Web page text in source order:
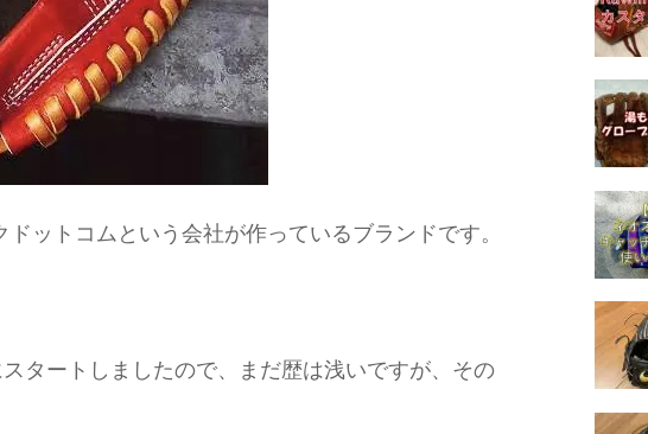
ットコムという会社が作っているブランドです。
タートしましたので、まだ歴は浅いですが、その